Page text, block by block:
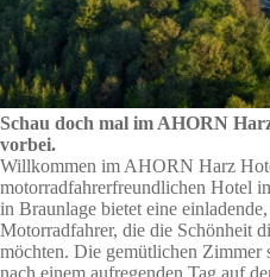
Schau doch mal im AHORN
vorbei.
Willkommen im AHORN Harz
motorradfahrerfreundlichen Hotel
in Braunlage bietet eine
Motorradfahrer, die die Schönheit
möchten. Die gemütlichen Zimmer
nach einem aufregenden Tag auf